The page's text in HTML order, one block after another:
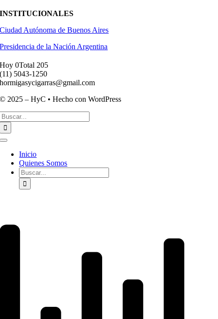
INSTITUCIONALES
Ciudad Autónoma de Buenos Aires
Presidencia de la Nación Argentina
Hoy 0Total 205
(11) ­5043-1250
hormigasycigarras@gmail.com
© 2025 – HyC • Hecho con WordPress
Toggle
Navigation
Inicio
Quienes Somos
Buscar: